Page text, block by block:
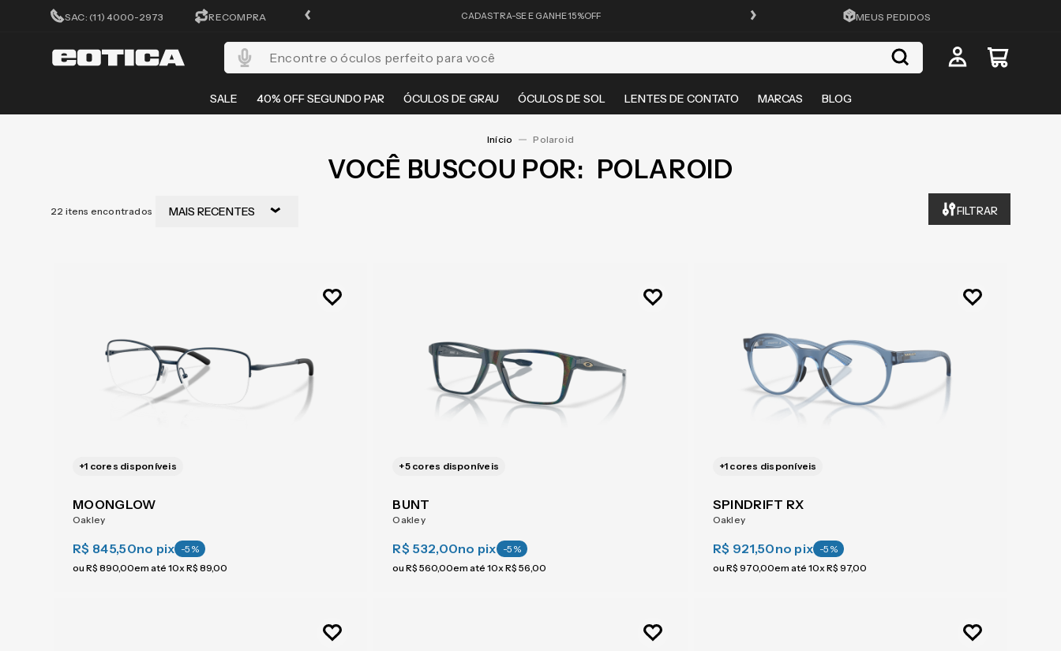
SAC: (11) 4000-2973 RECOMPRA
ATÉ 10X SEM JUROS CADASTRA-SE E GANHE 15%OFF FRETE GRÁTIS EM TODO O SITE
MEUS PEDIDOS
SALE 40% OFF SEGUNDO PAR ÓCULOS DE GRAU ÓCULOS DE SOL LENTES DE CONTATO MARCAS BLOG
Encontre o óculos perfeito para você
Polaroid
VOCÊ BUSCOU POR: POLAROID
22 MAIS RECENTES FILTRAR
+1 cores disponíveis
MOONGLOW
Oakley
R$ 845,50no pix -5 %
ou R$ 890,00em até 10xR$ 89,00
+5cores disponíveis
BUNT
Oakley
R$ 532,00no pix -5 %
ouR$ 560,00em até10xR$ 56,00
+1 cores disponíveis
SPINDRIFT RX
Oakley
R$ 921,50no pix -5 %
ou R$ 970,00em até 10xR$ 97,00